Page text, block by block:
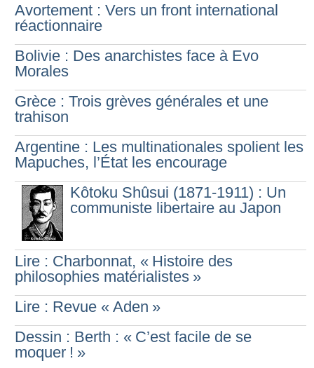
Avortement : Vers un front international
réactionnaire
Bolivie : Des anarchistes face à Evo
Morales
Grèce : Trois grèves générales et une
trahison
Argentine : Les multinationales spolient les
Mapuches, l’État les encourage
Kôtoku Shûsui (1871-1911) : Un
communiste libertaire au Japon
Lire : Charbonnat, « Histoire des
philosophies matérialistes »
Lire : Revue « Aden »
Dessin : Berth : « C’est facile de se
moquer ! »